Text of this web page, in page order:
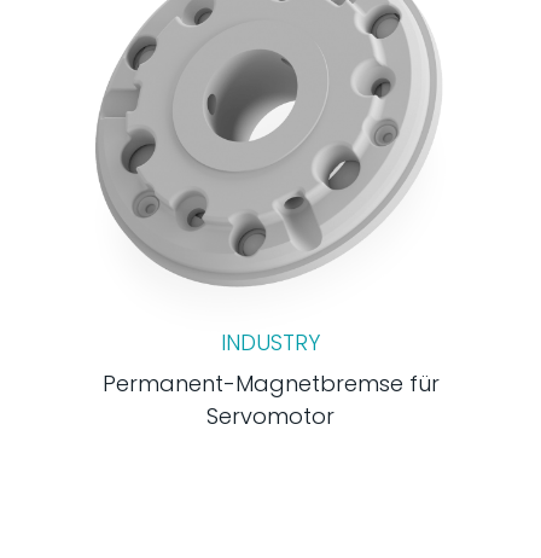
INDUSTRY
Permanent-Magnetbremse für
Servomotor